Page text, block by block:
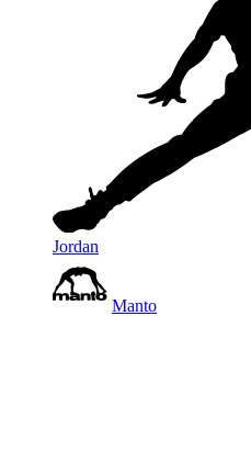
Jordan
Manto